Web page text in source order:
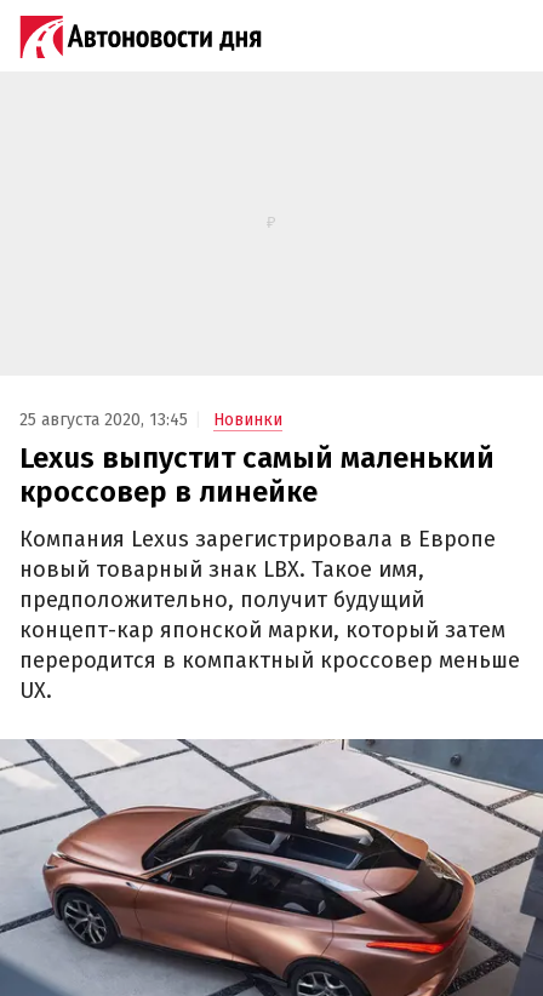
25 августа 2020, 13:45 Новинки
Lexus выпустит самый маленький
кроссовер в линейке
Компания Lexus зарегистрировала в Европе
новый товарный знак LBX. Такое имя,
предположительно, получит будущий
концепт-кар японской марки, который затем
переродится в компактный кроссовер меньше
UX.